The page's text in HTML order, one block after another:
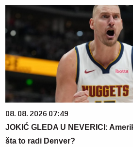
08. 08. 2026 07:49
JOKIĆ GLEDA U NEVERICI:
šta to radi Denver?